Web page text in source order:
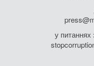
у питаннях